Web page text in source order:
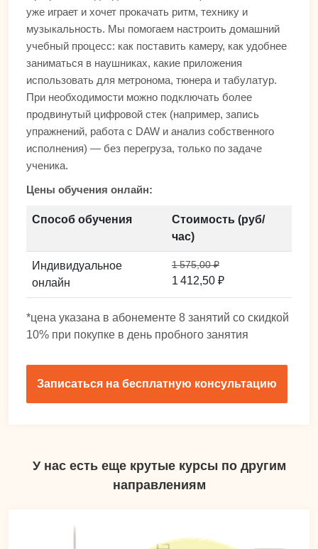
уже играет и хочет прокачать ритм, технику и
музыкальность. Мы помогаем настроить домашний
учебный процесс: как поставить камеру, как удобнее
заниматься в наушниках, какие приложения
использовать для метронома, тюнера и табулатур.
При необходимости можно подключать более
продвинутый цифровой стек (например, запись
упражнений, работа с DAW и анализ собственного
исполнения) — без перегруза, только по задаче
ученика.
Цены обучения онлайн:
Способ обучения
Стоимость (руб/
час)
Индивидуальное
онлайн
1 575,00 ₽
1 412,50 ₽
*цена указана в абонементе 8 занятий со скидкой
10% при покупке в день пробного занятия
Записаться на бесплатную консультацию
У нас есть еще крутые курсы по другим
направлениям